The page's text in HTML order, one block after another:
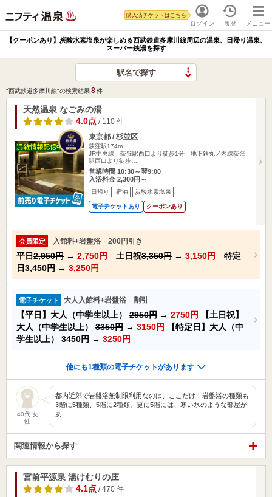
ログイン
購入済チケットはこちら
履歴 メニュー
【クーポンあり】炭酸水素塩泉が楽しめる西武鉄道多摩川線周辺の温泉、日帰り温泉、
スーパー銭湯を探す
駅名で探す
"西武鉄道多摩川線"の検索結果8件
天然温泉 なごみの湯
4.0点 / 110 件
東京都 / 杉並区
荻窪駅174m
JR中央線 荻窪駅西口より徒歩1分 地下鉄丸ノ内線荻窪
駅西口より徒歩…
営業時間 10:30～翌9:00
入浴料金 2,300円～
日帰り 宿泊 炭酸水素塩泉
電子チケットあり クーポンあり
会員限定 入館料+岩盤浴 200円引き
平日2,950円 → 2,750円 土日祝3,350円 → 3,150円
特定
日3,450円 → 3,250円
電子チケット 大人入館料+岩盤浴 割引
【平日】大人（中学生以上） 2950円 → 2750円
【土日祝】
大人（中学生以上） 3350円 → 3150円
【特定日】大人（中
学生以上） 3450円 → 3250円
他にも1種類の電子チケットがあります
40代 女
性
都内近郊で岩盤浴無制限利用なのは、ここだけ！岩盤浴の種類も
3階に5種類、5階に2種類。更に5階には、寒い氷のような部屋が
あ…
関連情報から探す
宮前平源泉 湯けむりの庄
4.1点 / 470 件